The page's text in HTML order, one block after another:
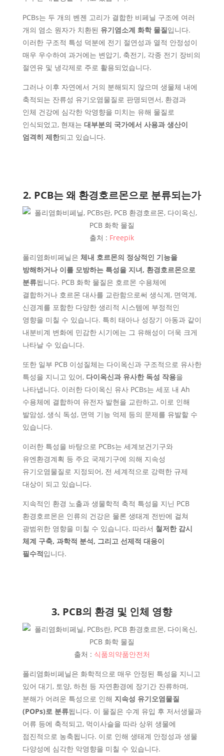
PCBs는 두 개의 벤젠 고리가 결합한 비페닐 구조에 여러
개의 염소 원자가 치환된 유기염소계 화학 물질입니다.
이러한 구조적 특성 덕분에 전기 절연성과 열적 안정성이
매우 우수하여 과거에는 변압기, 축전기, 각종 전기 장비의
절연유 및 냉각제로 주로 활용되었습니다.
그러나 이후 자연에서 거의 분해되지 않으며 생물체 내에
축적되는 잔류성 유기오염물질로 판명되면서, 환경과
인체 건강에 심각한 악영향을 미치는 유해 물질로
인식되었고, 현재는 대부분의 국가에서 사용과 생산이
엄격히 제한되고 있습니다.
2. PCB는 왜 환경호르몬으로 분류되는가
출처 : Freepik
폴리염화비페닐은 체내 호르몬의 정상적인 기능을
방해하거나 이를 모방하는 특성을 지녀, 환경호르몬으로
분류됩니다. PCB 화학 물질은 호르몬 수용체에
결합하거나 호르몬 대사를 교란함으로써 생식계, 면역계,
신경계를 포함한 다양한 생리적 시스템에 부정적인
영향을 미칠 수 있습니다. 특히 태아나 성장기 아동과 같이
내분비계 변화에 민감한 시기에는 그 유해성이 더욱 크게
나타날 수 있습니다.
또한 일부 PCB 이성질체는 다이옥신과 구조적으로 유사한
특성을 지니고 있어,다이옥신과 유사한 독성 작용을
나타냅니다. 이러한 다이옥신 유사 PCBs는 세포 내 Ah
수용체에 결합하여 유전자 발현을 교란하고, 이로 인해
발암성, 생식 독성, 면역 기능 억제 등의 문제를 유발할 수
있습니다.
이러한 특성을 바탕으로 PCBs는 세계보건기구와
유엔환경계획 등 주요 국제기구에 의해 지속성
유기오염물질로 지정되어, 전 세계적으로 강력한 규제
대상이 되고 있습니다.
지속적인 환경 노출과 생물학적 축적 특성을 지닌 PCB
환경호르몬은 인류의 건강은 물론 생태계 전반에 걸쳐
광범위한 영향을 미칠 수 있습니다. 따라서 철저한 감시
체계 구축, 과학적 분석, 그리고 선제적 대응이
필수적입니다.
3. PCB의 환경 및 인체 영향
출처 : 식품의약품안전처
폴리염화비페닐은 화학적으로 매우 안정된 특성을 지니고
있어 대기, 토양, 하천 등 자연환경에 장기간 잔류하며,
분해가 어려운 특성으로 인해 지속성 유기오염물질
(POPs)로 분류됩니다. 이 물질은 수계 유입 후 저서생물과
어류 등에 축적되고, 먹이사슬을 따라 상위 생물에
점진적으로 농축됩니다. 이로 인해 생태계 안정성과 생물
다양성에 심각한 악영향을 미칠 수 있습니다.